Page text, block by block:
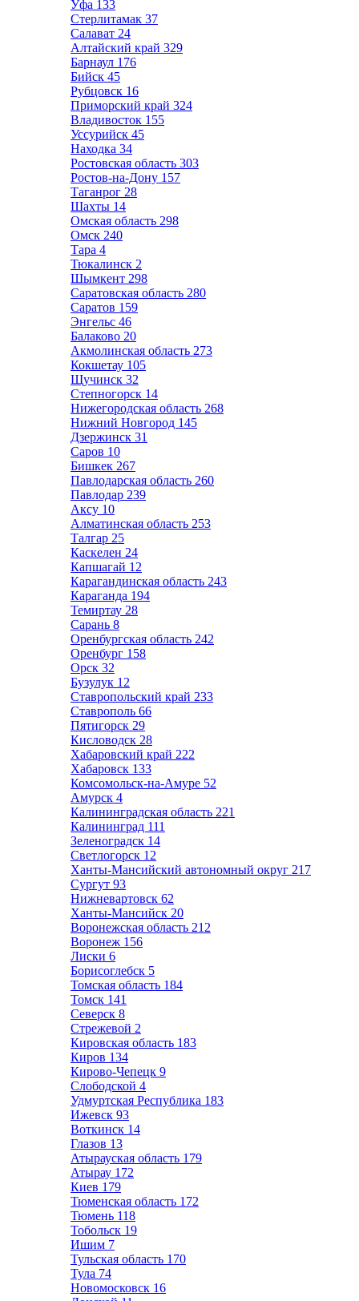
Уфа 133
Стерлитамак 37
Салават 24
Алтайский край 329
Барнаул 176
Бийск 45
Рубцовск 16
Приморский край 324
Владивосток 155
Уссурийск 45
Находка 34
Ростовская область 303
Ростов-на-Дону 157
Таганрог 28
Шахты 14
Омская область 298
Омск 240
Тара 4
Тюкалинск 2
Шымкент 298
Саратовская область 280
Саратов 159
Энгельс 46
Балаково 20
Акмолинская область 273
Кокшетау 105
Щучинск 32
Степногорск 14
Нижегородская область 268
Нижний Новгород 145
Дзержинск 31
Саров 10
Бишкек 267
Павлодарская область 260
Павлодар 239
Аксу 10
Алматинская область 253
Талгар 25
Каскелен 24
Капшагай 12
Карагандинская область 243
Караганда 194
Темиртау 28
Сарань 8
Оренбургская область 242
Оренбург 158
Орск 32
Бузулук 12
Ставропольский край 233
Ставрополь 66
Пятигорск 29
Кисловодск 28
Хабаровский край 222
Хабаровск 133
Комсомольск-на-Амуре 52
Амурск 4
Калининградская область 221
Калининград 111
Зеленоградск 14
Светлогорск 12
Ханты-Мансийский автономный округ 217
Сургут 93
Нижневартовск 62
Ханты-Мансийск 20
Воронежская область 212
Воронеж 156
Лиски 6
Борисоглебск 5
Томская область 184
Томск 141
Северск 8
Стрежевой 2
Кировская область 183
Киров 134
Кирово-Чепецк 9
Слободской 4
Удмуртская Республика 183
Ижевск 93
Воткинск 14
Глазов 13
Атырауская область 179
Атырау 172
Киев 179
Тюменская область 172
Тюмень 118
Тобольск 19
Ишим 7
Тульская область 170
Тула 74
Новомосковск 16